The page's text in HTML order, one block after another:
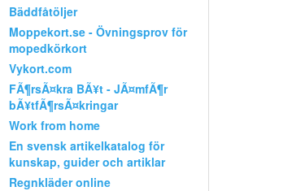
Bäddfåtöljer
Moppekort.se - Övningsprov för
mopedkörkort
Vykort.com
FÃ¶rsÃ¤kra BÃ¥t - JÃ¤mfÃ¶r
bÃ¥tfÃ¶rsÃ¤kringar
Work from home
En svensk artikelkatalog för
kunskap, guider och artiklar
Regnkläder online